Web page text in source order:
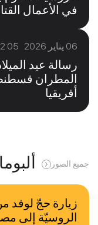
في الأعمال
06 يناير 2026 12:05
رسالة عيد
المطران
أفريقيا
جميع الصور
زيارة حجّ لوفد
الروسيّة إلى